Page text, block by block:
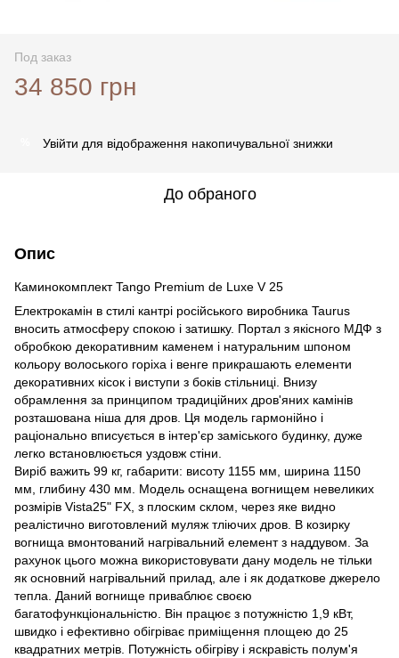
Под заказ
34 850 грн
Увійти для відображення накопичувальної знижки
До обраного
Опис
Каминокомплект Tango Premium de Luxе V 25
Електрокамін в стилі кантрі російського виробника Taurus
вносить атмосферу спокою і затишку. Портал з якісного МДФ з
обробкою декоративним каменем і натуральним шпоном
кольору волоського горіха і венге прикрашають елементи
декоративних кісок і виступи з боків стільниці. Внизу
обрамлення за принципом традиційних дров'яних камінів
розташована ніша для дров. Ця модель гармонійно і
раціонально вписується в інтер'єр заміського будинку, дуже
легко встановлюється уздовж стіни.
Виріб важить 99 кг, габарити: висоту 1155 мм, ширина 1150
мм, глибину 430 мм. Модель оснащена вогнищем невеликих
розмірів Vista25" FX, з плоским склом, через яке видно
реалістично виготовлений муляж тліючих дров. В козирку
вогнища вмонтований нагрівальний елемент з наддувом. За
рахунок цього можна використовувати дану модель не тільки
як основний нагрівальний прилад, але і як додаткове джерело
тепла. Даний вогнище приваблює своєю
багатофункціональністю. Він працює з потужністю 1,9 кВт,
швидко і ефективно обігріває приміщення площею до 25
квадратних метрів. Потужність обігріву і яскравість полум'я